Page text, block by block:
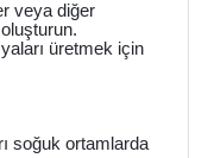
veya diğer
üretmek için
soğuk ortamlarda